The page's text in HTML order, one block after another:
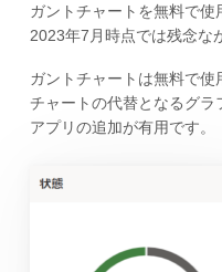
ガントチャートを無料で使
2023年7月時点では残念な
ガントチャートは無料で使
チャートの代替となるグラ
アプリの追加が有用です。